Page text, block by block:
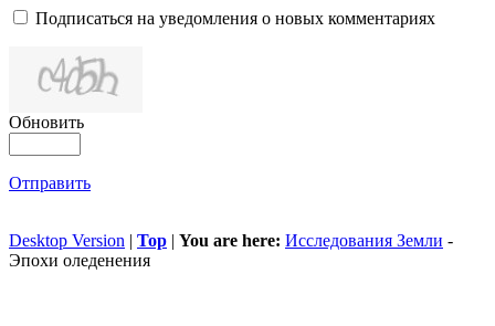
Подписаться на уведомления о новых комментариях
Обновить
Отправить
Desktop Version | Top | You are here: Исследования Земли -
Эпохи оледенения